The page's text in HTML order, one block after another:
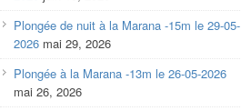
Plongée de nuit à la Marana -15m le 29-05-
2026 mai 29, 2026
Plongée à la Marana -13m le 26-05-2026
mai 26, 2026